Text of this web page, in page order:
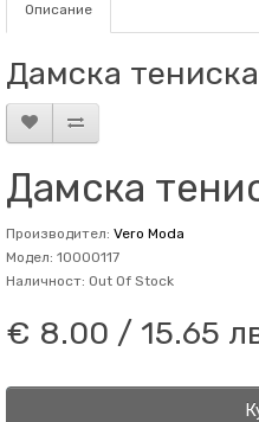
Описание
Дамска
Дамска
Производител: Vero Moda
Модел: 10000117
Наличност: Out Of Stock
€ 8.00 / 15.65